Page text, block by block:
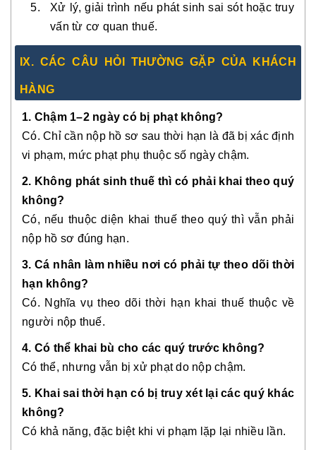
Xử lý, giải trình nếu phát sinh sai sót hoặc truy
vấn từ cơ quan thuế.
IX. CÁC CÂU HỎI THƯỜNG GẶP CỦA KHÁCH
HÀNG
1. Chậm 1–2 ngày có bị phạt không?
Có. Chỉ cần nộp hồ sơ sau thời hạn là đã bị xác định
vi phạm, mức phạt phụ thuộc số ngày chậm.
2. Không phát sinh thuế thì có phải khai theo quý
không?
Có, nếu thuộc diện khai thuế theo quý thì vẫn phải
nộp hồ sơ đúng hạn.
3. Cá nhân làm nhiều nơi có phải tự theo dõi thời
hạn không?
Có. Nghĩa vụ theo dõi thời hạn khai thuế thuộc về
người nộp thuế.
4. Có thể khai bù cho các quý trước không?
Có thể, nhưng vẫn bị xử phạt do nộp chậm.
5. Khai sai thời hạn có bị truy xét lại các quý khác
không?
Có khả năng, đặc biệt khi vi phạm lặp lại nhiều lần.